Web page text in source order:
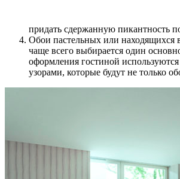
придать сдержанную пикантность
Обои пастельных или находящихся
чаще всего выбирается один
оформления гостиной
узорами, которые будут не только